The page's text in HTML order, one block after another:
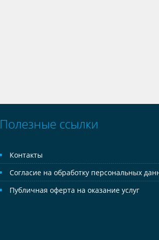
Полезные ссылки
Контакты
Согласие на обработку персональных
Публичная оферта на оказание услуг